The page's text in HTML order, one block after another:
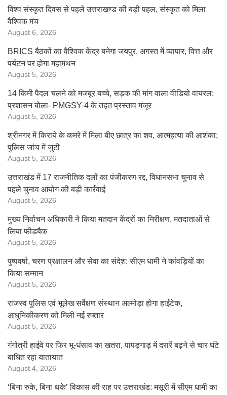
विश्व संस्कृत दिवस से पहले उत्तराखण्ड की बड़ी पहल, संस्कृत को मिला
वैश्विक मंच
August 6, 2026
BRICS बैठकों का वैश्विक केंद्र बनेगा जयपुर, अगस्त में व्यापार, वित्त और
पर्यटन पर होगा महामंथन
August 5, 2026
14 किमी पैदल चलने को मजबूर बच्चे, सड़क की मांग वाला वीडियो वायरल;
प्रशासन बोला- PMGSY-4 के तहत प्रस्ताव मंजूर
August 5, 2026
श्रीनगर में किराये के कमरे में मिला बीए छात्र का शव, आत्महत्या की आशंका;
पुलिस जांच में जुटी
August 5, 2026
उत्तराखंड में 17 राजनीतिक दलों का पंजीकरण रद्द, विधानसभा चुनाव से
पहले चुनाव आयोग की बड़ी कार्रवाई
August 5, 2026
मुख्य निर्वाचन अधिकारी ने किया मतदान केंद्रों का निरीक्षण, मतदाताओं से
लिया फीडबैक
August 5, 2026
पुष्पवर्षा, चरण प्रक्षालन और सेवा का संदेश: सीएम धामी ने कांवड़ियों का
किया सम्मान
August 5, 2026
राजस्व पुलिस एवं भूलेख सर्वेक्षण संस्थान अल्मोड़ा होगा हाईटेक,
आधुनिकीकरण को मिली नई रफ्तार
August 5, 2026
गंगोत्री हाईवे पर फिर भू-धंसाव का खतरा, पापड़गाड़ में दरारें बढ़ने से चार घंटे
बाधित रहा यातायात
August 4, 2026
‘बिना रुके, बिना थके’ विकास की राह पर उत्तराखंड: मसूरी में सीएम धामी का